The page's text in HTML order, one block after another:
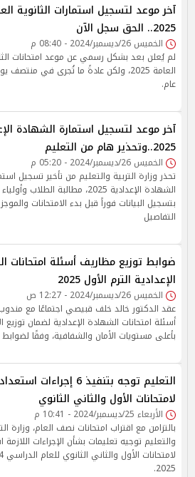
آخر موعد لتسجيل استمارات الثانوية
2025.. الحق سجل الآن
الخميس 26/ديسمبر/2024 - 08:40 م
لم يُعلن بعد بشكل رسمي عن موعد امتحانات
العامة 2025، ولكن عادةً ما تُجرى في
عام.
آخر موعد لتسجيل استمارة الشهادة
2025..وتحذير هام من التعليم
الخميس 26/ديسمبر/2024 - 05:20 م
تحذر وزارة التربية والتعليم من تأخير تسجيل
الشهادة الإعدادية 2025، مطالبة الطلاب
بتسجيل البيانات فوراً قبل بدء الامتحانات
التفاصيل
ضوابط توزيع مظاريف أسئلة امتحانات
الإعدادية الترم الأول 2025
الخميس 26/ديسمبر/2024 - 12:27 ص
عقد الدكتور خالد خلف قبيصي اجتماعًا مع
أسئلة امتحانات الشهادة الإعدادية لضمان توزيع
بأعلى مستويات الأمان والشفافية، وفقًا
التعليم توجه بتنفيذ 6 إجراءات
لامتحانات الأول والثاني الثانوي
الأربعاء 25/ديسمبر/2024 - 10:41 م
بالتزامن مع اقتراب امتحانات نصف العام، وزارة
والتعليم توجيه تعليمات بشأن الإجراءات اللازمة
2025.